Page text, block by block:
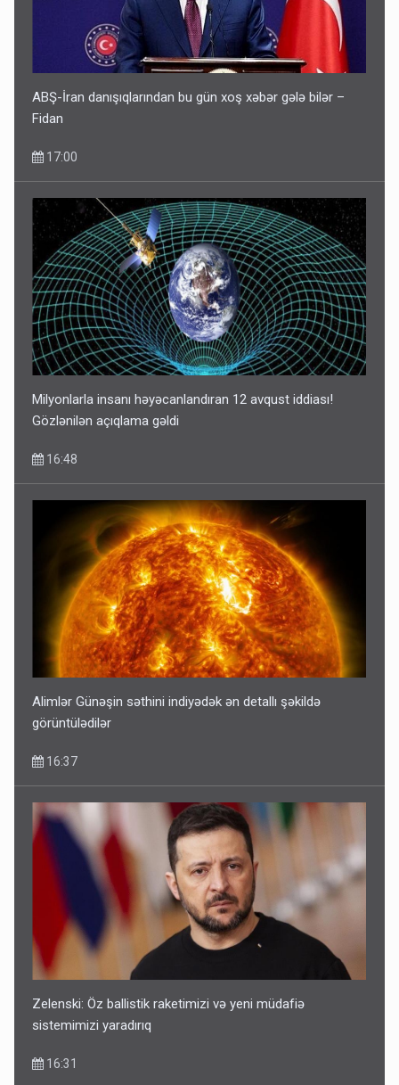
ABŞ-İran danışıqlarından bu gün xoş xəbər gələ bilər –
Fidan
17:00
Milyonlarla insanı həyəcanlandıran 12 avqust iddiası!
Gözlənilən açıqlama gəldi
16:48
Alimlər Günəşin səthini indiyədək ən detallı şəkildə
görüntülədilər
16:37
Zelenski: Öz ballistik raketimizi və yeni müdafiə
sistemimizi yaradırıq
16:31